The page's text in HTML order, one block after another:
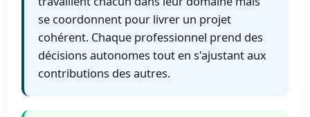
se coordonnent pour livrer un projet
cohérent. Chaque professionnel prend des
décisions autonomes tout en s'ajustant aux
contributions des autres.